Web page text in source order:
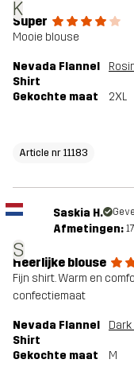
K
Super
Mooie blouse
Nevada Flannel
Shirt
Gekochte maat 2XL
Article nr 11183
S
Saskia H.
Afmetingen:
Heerlijke blouse
Fijn shirt. Warm en
confectiemaat
Nevada Flannel
Shirt
Gekochte maat M